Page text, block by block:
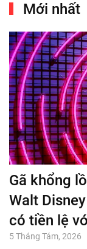
Mới nhất
Gã khổng
Walt
có tiền lệ
5 Tháng Tám, 2026